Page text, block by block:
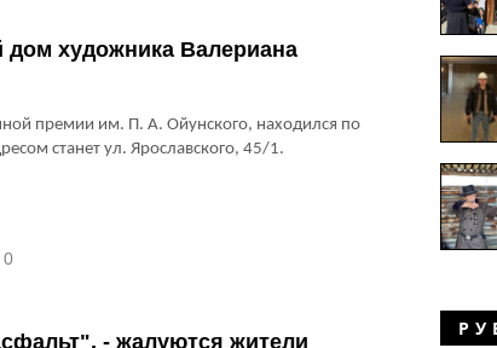
дом художника Валериана
премии им. П. А. Ойунского, находился по
станет ул. Ярославского, 45/1.
0
- жалуются жители